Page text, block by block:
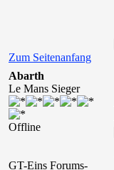
Zum Seitenanfang
Abarth
Le Mans Sieger
Offline
GT-Eins Forums-